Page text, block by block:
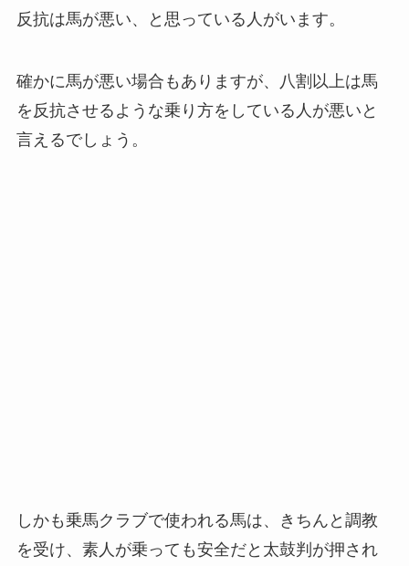
反抗は馬が悪い、と思っている人がいます。
確かに馬が悪い場合もありますが、八割以上は馬
を反抗させるような乗り方をしている人が悪いと
言えるでしょう。
しかも乗馬クラブで使われる馬は、きちんと調教
を受け、素人が乗っても安全だと太鼓判が押され